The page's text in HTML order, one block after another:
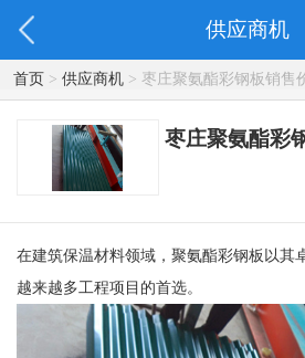
供应商机
首页> 供应商机> 枣庄聚氨酯彩钢板销售
枣庄聚氨酯彩
在建筑保温材料领域，聚氨酯彩钢板以其
越来越多工程项目的首选。